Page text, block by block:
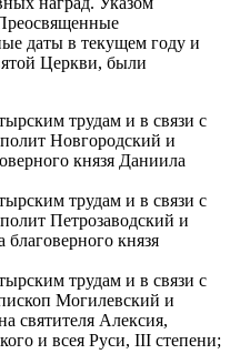
даты в текущем году и
Церкви, были
трудам и в связи с
Новгородский и
князя Даниила
трудам и в связи с
Петрозаводский и
князя
трудам и в связи с
Могилевский и
святителя Алексия,
и всея Руси, III степени;